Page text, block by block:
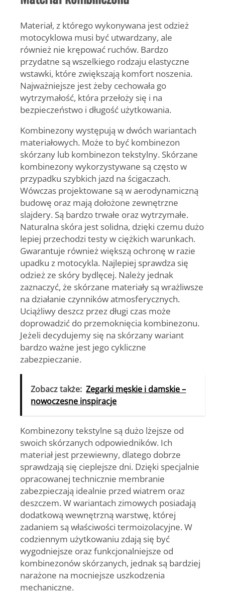
Materiał, z którego wykonywana jest odzież
motocyklowa musi być utwardzany, ale
również nie krępować ruchów. Bardzo
przydatne są wszelkiego rodzaju elastyczne
wstawki, które zwiększają komfort noszenia.
Najważniejsze jest żeby cechowała go
wytrzymałość, która przełoży się i na
bezpieczeństwo i długość użytkowania.
Kombinezony występują w dwóch wariantach
materiałowych. Może to być kombinezon
skórzany lub kombinezon tekstylny. Skórzane
kombinezony wykorzystywane są często w
przypadku szybkich jazd na ścigaczach.
Wówczas projektowane są w aerodynamiczną
budowę oraz mają dołożone zewnętrzne
slajdery. Są bardzo trwałe oraz wytrzymałe.
Naturalna skóra jest solidna, dzięki czemu dużo
lepiej przechodzi testy w ciężkich warunkach.
Gwarantuje również większą ochronę w razie
upadku z motocykla. Najlepiej sprawdza się
odzież ze skóry bydlęcej. Należy jednak
zaznaczyć, że skórzane materiały są wrażliwsze
na działanie czynników atmosferycznych.
Uciążliwy deszcz przez długi czas może
doprowadzić do przemoknięcia kombinezonu.
Jeżeli decydujemy się na skórzany wariant
bardzo ważne jest jego cykliczne
zabezpieczanie.
Zobacz także: Zegarki męskie i damskie –
nowoczesne inspiracje
Kombinezony tekstylne są dużo lżejsze od
swoich skórzanych odpowiedników. Ich
materiał jest przewiewny, dlatego dobrze
sprawdzają się cieplejsze dni. Dzięki specjalnie
opracowanej technicznie membranie
zabezpieczają idealnie przed wiatrem oraz
deszczem. W wariantach zimowych posiadają
dodatkową wewnętrzną warstwę, której
zadaniem są właściwości termoizolacyjne. W
codziennym użytkowaniu zdają się być
wygodniejsze oraz funkcjonalniejsze od
kombinezonów skórzanych, jednak są bardziej
narażone na mocniejsze uszkodzenia
mechaniczne.